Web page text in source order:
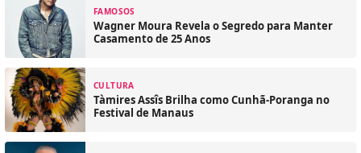
FAMOSOS
Wagner Moura Revela o Segredo para Manter
Casamento de 25 Anos
CULTURA
Tàmires Assîs Brilha como Cunhã-Poranga no
Festival de Manaus